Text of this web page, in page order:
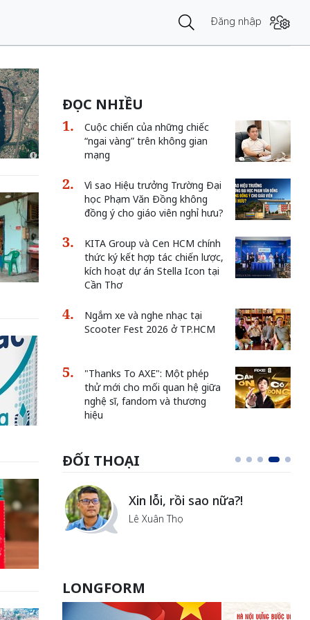
Đăng nhập
ĐỌC NHIỀU
Cuộc chiến của những chiếc
“ngai vàng” trên không gian
mạng
Vì sao Hiệu trưởng Trường Đại
học Phạm Văn Đồng không
đồng ý cho giáo viên nghỉ hưu?
KITA Group và Cen HCM chính
thức ký kết hợp tác chiến lược,
kích hoạt dự án Stella Icon tại
Cần Thơ
Ngắm xe và nghe nhạc tại
Scooter Fest 2026 ở TP.HCM
"Thanks To AXE": Một phép
thử mới cho mối quan hệ giữa
nghệ sĩ, fandom và thương
hiệu
ĐỐI THOẠI
Hà
Xin lỗi, rồi sao nữa?!
Lê Xuân Thọ
LONGFORM